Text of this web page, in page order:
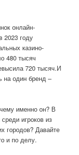
онлайн-
2023 году
казино-
480 тысяч
720 тысяч.И
на один бренд –
именно он? В
игроков из
городов? Давайте
и по делу.